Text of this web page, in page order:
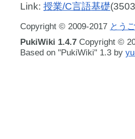
Link: 授業/C言語基礎
Copyright © 2009-2017 とう
PukiWiki 1.4.7 Copyright ©
Based on "PukiWiki" 1.3 by